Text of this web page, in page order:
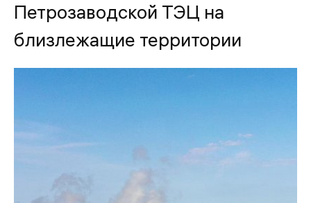
Петрозаводской ТЭЦ на
близлежащие территории